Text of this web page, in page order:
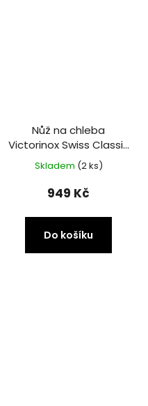
Nůž na chleba
Victorinox Swiss Classic
21 cm zelený
Skladem (2 ks)
949 Kč
Do košíku